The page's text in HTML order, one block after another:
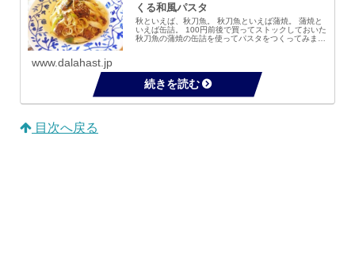
くる和風パスタ
秋といえば、秋刀魚。 秋刀魚といえば蒲焼。 蒲焼と
いえば缶詰。 100円前後で買ってストックしておいた
秋刀魚の蒲焼の缶詰を使ってパスタをつくってみまし
www.dalahast.jp
目次へ戻る